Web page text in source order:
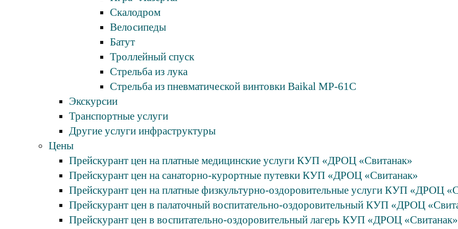
Скалодром
Велосипеды
Батут
Троллейный спуск
Стрельба из лука
Стрельба из пневматической винтовки Baikal МР-61С
Экскурсии
Транспортные услуги
Другие услуги инфраструктуры
Цены
Прейскурант цен на платные медицинские услуги КУП «ДРОЦ «Свитанак»
Прейскурант цен на санаторно-курортные путевки КУП «ДРОЦ «Свитанак»
Прейскурант цен на платные физкультурно-оздоровительные услуги КУП «ДРОЦ
Прейскурант цен в палаточный воспитательно-оздоровительный КУП «ДРОЦ
Прейскурант цен в воспитательно-оздоровительный лагерь КУП «ДРОЦ «Свитанак»